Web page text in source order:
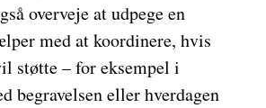
overveje at udpege en
med at koordinere, hvis
støtte – for eksempel i
begravelsen eller hverdagen